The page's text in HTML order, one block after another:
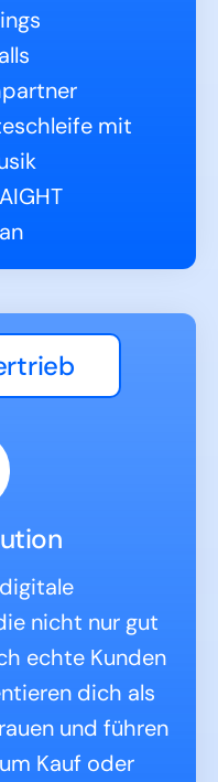
mit
nicht nur gut
echte Kunden
dich als
und führen
Kauf oder